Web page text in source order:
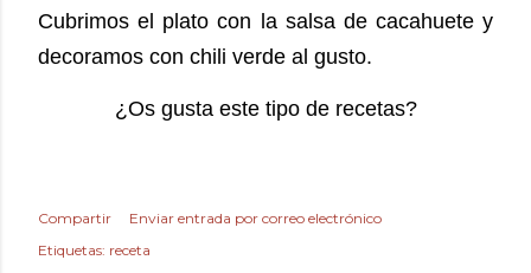
Cubrimos el plato con la salsa de cacahuete y
decoramos con chili verde al gusto.
¿Os gusta este tipo de recetas?
Compartir
Enviar entrada por correo electrónico
Etiquetas: receta